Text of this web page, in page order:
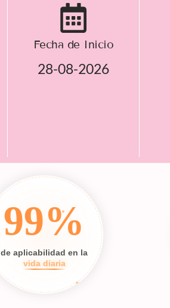
Fecha de Inicio
28-08-2026
99%
de aplicabilidad en la
vida diaria